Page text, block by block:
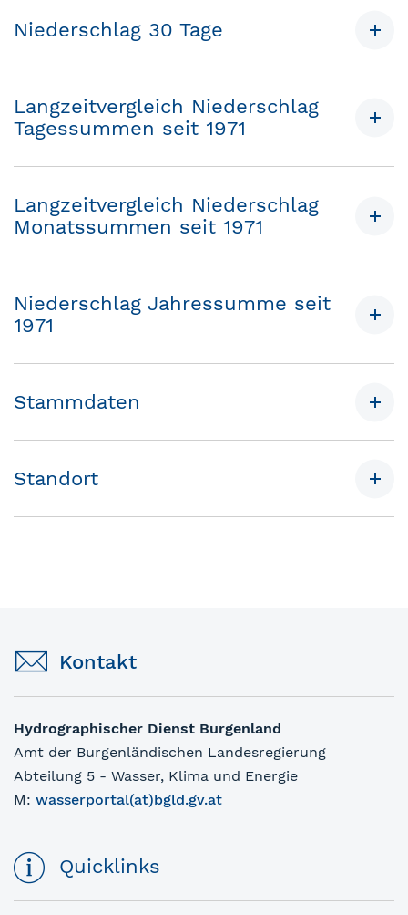
Niederschlag 30 Tage
Langzeitvergleich Niederschlag
Tagessummen seit 1971
Langzeitvergleich Niederschlag
Monatssummen seit 1971
Niederschlag Jahressumme seit
1971
Stammdaten
Standort
Kontakt
Hydrographischer Dienst Burgenland
Amt der Burgenländischen Landesregierung
Abteilung 5 - Wasser, Klima und Energie
M: wasserportal(at)bgld.gv.at
Quicklinks